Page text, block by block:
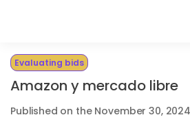
Evaluating bids
Amazon y mercado libre
Published on the November 30,